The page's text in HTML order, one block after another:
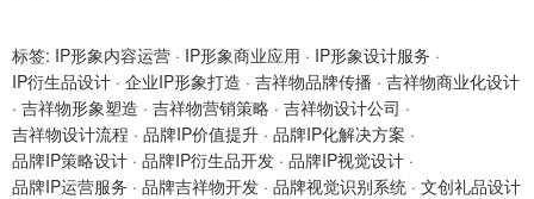
标签: IP形象内容运营 · IP形象商业应用 · IP形象设计服务 ·
IP衍生品设计 · 企业IP形象打造 · 吉祥物品牌传播 · 吉祥物商业化设计
· 吉祥物形象塑造 · 吉祥物营销策略 · 吉祥物设计公司 ·
吉祥物设计流程 · 品牌IP价值提升 · 品牌IP化解决方案 ·
品牌IP策略设计 · 品牌IP衍生品开发 · 品牌IP视觉设计 ·
品牌IP运营服务 · 品牌吉祥物开发 · 品牌视觉识别系统 · 文创礼品设计